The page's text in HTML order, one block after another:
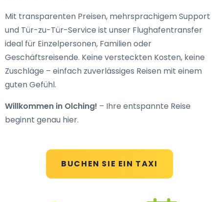
BUCHEN SIE EIN TAXI
Mit transparenten Preisen, mehrsprachigem Support
und Tür-zu-Tür-Service ist unser Flughafentransfer
ideal für Einzelpersonen, Familien oder
Geschäftsreisende. Keine versteckten Kosten, keine
Zuschläge – einfach zuverlässiges Reisen mit einem
guten Gefühl.
Willkommen in Olching! – Ihre entspannte Reise
beginnt genau hier.